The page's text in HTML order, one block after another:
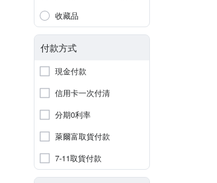
收藏品
付款方式
現金付款
信用卡一次付清
分期0利率
萊爾富取貨付款
7-11取貨付款